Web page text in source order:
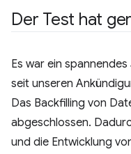
Der Test hat
Es war ein
seit unseren
Das Backfilling von
abgeschlossen.
und die Entwicklung